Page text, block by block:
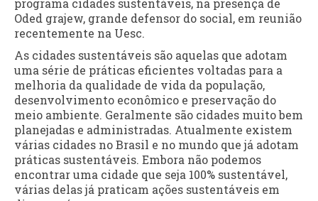
programa cidades sustentáveis, na presença de
Oded grajew, grande defensor do social, em reunião
recentemente na Uesc.
As cidades sustentáveis são aquelas que adotam
uma série de práticas eficientes voltadas para a
melhoria da qualidade de vida da população,
desenvolvimento econômico e preservação do
meio ambiente. Geralmente são cidades muito bem
planejadas e administradas. Atualmente existem
várias cidades no Brasil e no mundo que já adotam
práticas sustentáveis. Embora não podemos
encontrar uma cidade que seja 100% sustentável,
várias delas já praticam ações sustentáveis em